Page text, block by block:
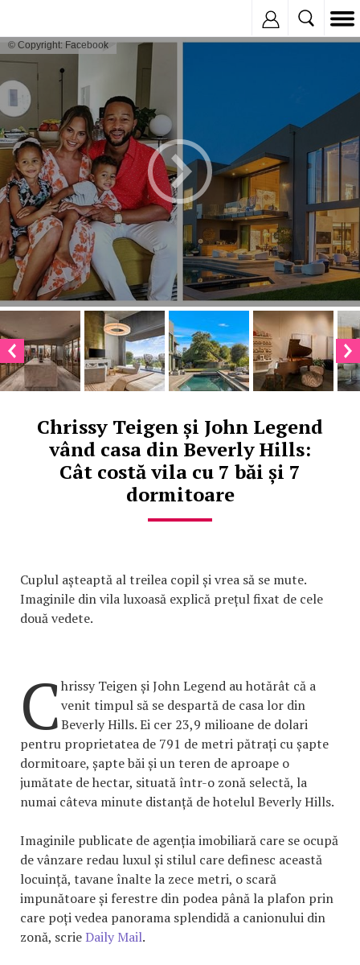
© Copyright: Facebook
Chrissy Teigen și John Legend
vând casa din Beverly Hills:
Cât costă vila cu 7 băi și 7
dormitoare
Cuplul așteaptă al treilea copil și vrea să se mute.
Imaginile din vila luxoasă explică prețul fixat de cele
două vedete.
Chrissy Teigen și John Legend au hotărât că a
venit timpul să se despartă de casa lor din
Beverly Hills. Ei cer 23,9 milioane de dolari
pentru proprietatea de 791 de metri pătrați cu șapte
dormitoare, șapte băi și un teren de aproape o
jumătate de hectar, situată într-o zonă selectă, la
numai câteva minute distanță de hotelul Beverly Hills.
Imaginile publicate de agenția imobiliară care se ocupă
de vânzare redau luxul și stilul care definesc această
locuință, tavane înalte la zece metri, o scară
impunătoare și ferestre din podea până la plafon prin
care poți vedea panorama splendidă a canionului din
zonă, scrieDaily Mail.